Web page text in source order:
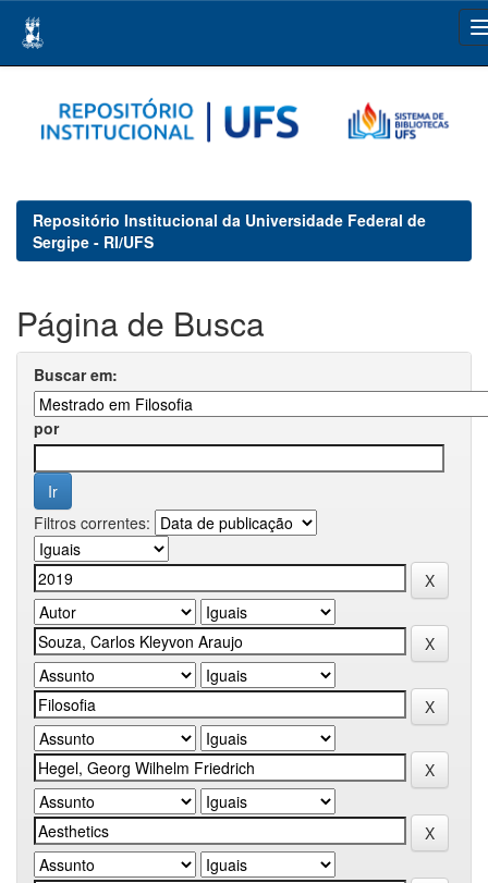
navigation
Repositório Institucional da Universidade Federal de
Sergipe - RI/UFS
Página de Busca
Buscar em:
por
Filtros correntes: